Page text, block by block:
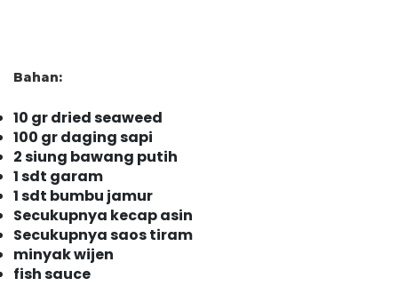
Bahan:
10 gr dried seaweed
100 gr daging sapi
2 siung bawang putih
1 sdt garam
1 sdt bumbu jamur
Secukupnya kecap asin
Secukupnya saos tiram
minyak wijen
fish sauce